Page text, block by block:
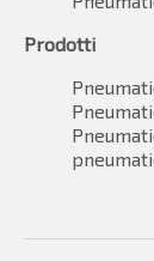
Prodotti